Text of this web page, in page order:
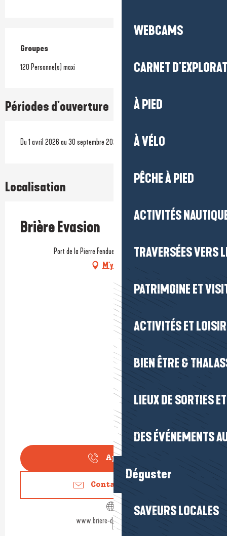
WEBCAMS
CARNET
À PIED
À VÉLO
PÊCHE À PIED
ACTIVITÉS
TRAVERSÉES VERS
PATRIMOINE ET
ACTIVITÉS ET
BIEN ÊTRE &
LIEUX DE SORTIES
DES ÉVÉNEMENTS
Déguster
SAVEURS LOCALES
Groupes
Groupes
120 Personne(s) maxi
Périodes d'ouverture
Du 1 avril 2026 au 30 septembre 2026
Localisation
Brière Evasion
Port de la Pierre Fendue, 44410 Saint-Lyphard
M'y rendre
Appeler
Contactez-nous
www.briere-decouverte.com